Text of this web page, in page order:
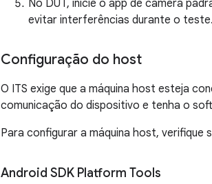
No DUT, inicie o app de câmera
evitar interferências durante o teste.
Configuração do host
O ITS exige que a máquina host esteja
comunicação do dispositivo e tenha o
Para configurar a máquina host, verifique
Android SDK Platform Tools